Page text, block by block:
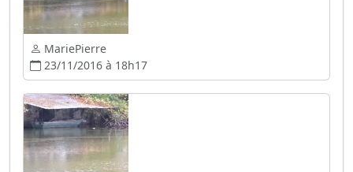
MariePierre
23/11/2016 à 18h17